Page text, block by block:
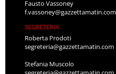
Fausto Vassoney
f.vassoney@gazzettamatin.com
SEGRETERIA
Roberta Prodoti
segreteria@gazzettamatin.com
Stefania Muscolo